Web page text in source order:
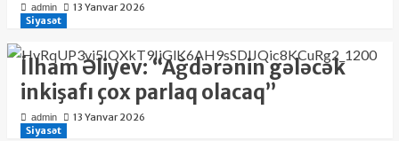
admin
13 Yanvar 2026
Siyasət
İlham Əliyev: “Ağdərənin gələcək
inkişafı çox parlaq olacaq”
admin
13 Yanvar 2026
Siyasət